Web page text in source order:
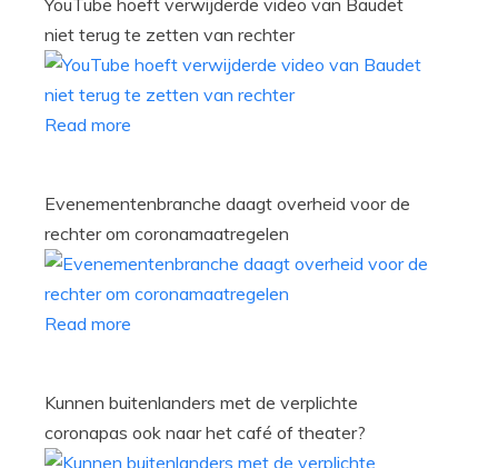
niet terug te zetten van rechter
Read more
Evenementenbranche daagt overheid voor de
rechter om coronamaatregelen
Read more
Kunnen buitenlanders met de verplichte
coronapas ook naar het café of theater?